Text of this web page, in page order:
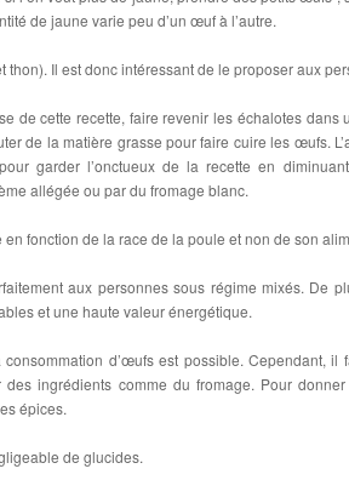
de jaune varie peu d’un œuf à l’autre.
Il est donc intéressant de le proposer aux
de cette recette, faire revenir les échalotes dans
de la matière grasse pour faire cuire les œufs.
garder l’onctueux de la recette en
allégée ou par du fromage blanc.
fonction de la race de la poule et non de son
aux personnes sous régime mixés. De
et une haute valeur énergétique.
d’œufs est possible. Cependant, il
ingrédients comme du fromage. Pour
épices.
de glucides.